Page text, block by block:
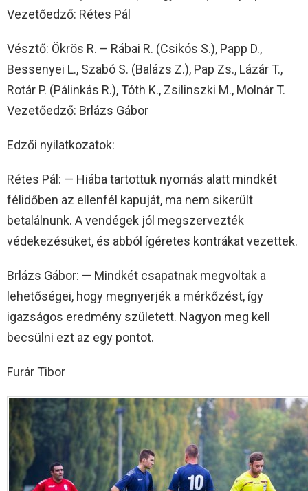
Vezetőedző: Rétes Pál
Vésztő: Ökrös R. – Rábai R. (Csikós S.), Papp D.,
Bessenyei L., Szabó S. (Balázs Z.), Pap Zs., Lázár T.,
Rotár P. (Pálinkás R.), Tóth K., Zsilinszki M., Molnár T.
Vezetőedző: Brlázs Gábor
Edzői nyilatkozatok:
Rétes Pál: — Hiába tartottuk nyomás alatt mindkét
félidőben az ellenfél kapuját, ma nem sikerült
betalálnunk. A vendégek jól megszervezték
védekezésüket, és abból ígéretes kontrákat vezettek.
Brlázs Gábor: — Mindkét csapatnak megvoltak a
lehetőségei, hogy megnyerjék a mérkőzést, így
igazságos eredmény született. Nagyon meg kell
becsülni ezt az egy pontot.
Furár Tibor